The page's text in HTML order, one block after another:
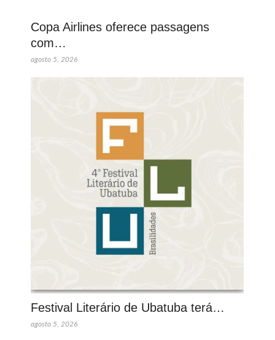
Copa Airlines oferece passagens
com…
agosto 5, 2026
Festival Literário de Ubatuba terá…
agosto 5, 2026